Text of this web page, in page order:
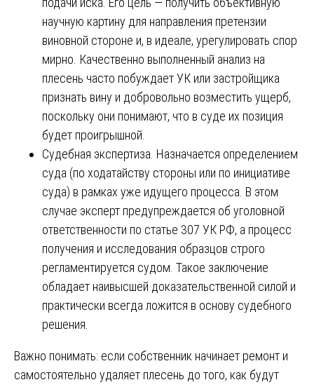
научную картину для направления претензии
виновной стороне и, в идеале, урегулировать спор
мирно. Качественно выполненный анализ на
плесень часто побуждает УК или застройщика
признать вину и добровольно возместить ущерб,
поскольку они понимают, что в суде их позиция
будет проигрышной.
Судебная экспертиза. Назначается определением
суда (по ходатайству стороны или по инициативе
суда) в рамках уже идущего процесса. В этом
случае эксперт предупреждается об уголовной
ответственности по статье 307 УК РФ, а процесс
получения и исследования образцов строго
регламентируется судом. Такое заключение
обладает наивысшей доказательственной силой и
практически всегда ложится в основу судебного
решения.
Важно понимать: если собственник начинает ремонт и
самостоятельно удаляет плесень до того, как будут